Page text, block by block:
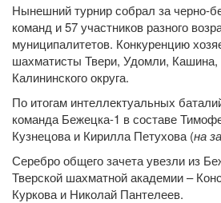
Нынешний турнир собрал за черно-
команд и 57 участников разного
муниципалитетов. Конкуренцию
шахматисты Твери, Удомли, Кашина,
Калининского округа.
По итогам интеллектуальных
команда Бежецка-1 в составе
Кузнецова и Кирилла Петухова (на
Серебро общего зачета увезли из
Тверской шахматной академии –
Куркова и Николай Пантелеев.